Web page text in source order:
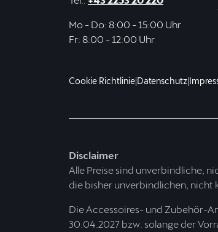
Mo - Do: 8:00 - 15:00 Uhr
Fr: 8:00 - 12:00 Uhr
Cookie Richtlinie|Datenschutz|
Disclaimer
Alle Preise sind unverbindliche,
die bisher unverbindlichen, nicht
Die Accessoires- und Zubehör-
30.04.2027 bzw. solange der